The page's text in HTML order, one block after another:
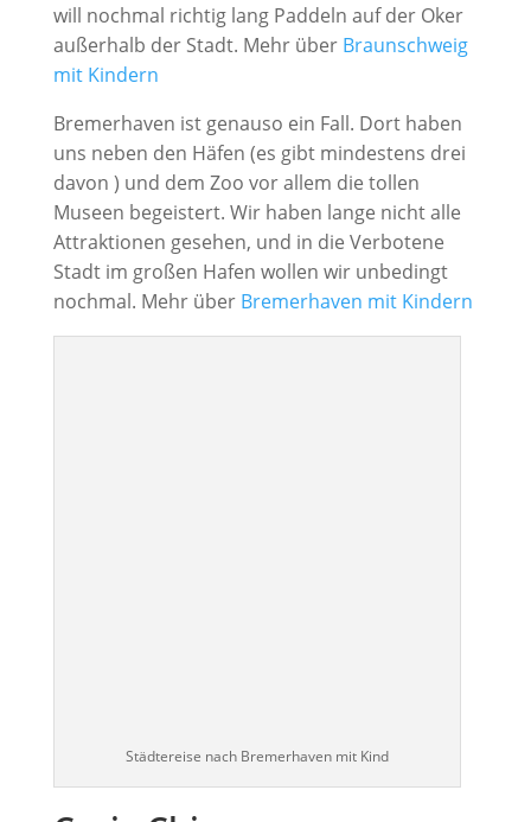
will nochmal richtig lang Paddeln auf der Oker
außerhalb der Stadt. Mehr über Braunschweig
mit Kindern
Bremerhaven ist genauso ein Fall. Dort haben
uns neben den Häfen (es gibt mindestens drei
davon ) und dem Zoo vor allem die tollen
Museen begeistert. Wir haben lange nicht alle
Attraktionen gesehen, und in die Verbotene
Stadt im großen Hafen wollen wir unbedingt
nochmal. Mehr über Bremerhaven mit Kindern
Städtereise nach Bremerhaven mit Kind